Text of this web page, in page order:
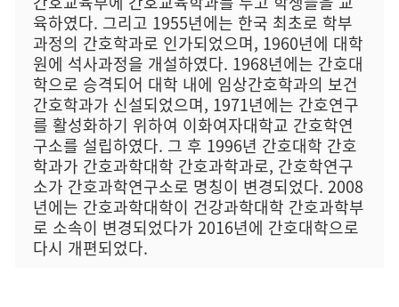
육하였다. 그리고 1955년에는 한국 최초로 학부
과정의 간호학과로 인가되었으며, 1960년에 대학
원에 석사과정을 개설하였다. 1968년에는 간호대
학으로 승격되어 대학 내에 임상간호학과의 보건
간호학과가 신설되었으며, 1971년에는 간호연구
를 활성화하기 위하여 이화여자대학교 간호학연
구소를 설립하였다. 그 후 1996년 간호대학 간호
학과가 간호과학대학 간호과학과로, 간호학연구
소가 간호과학연구소로 명칭이 변경되었다. 2008
년에는 간호과학대학이 건강과학대학 간호과학부
로 소속이 변경되었다가 2016년에 간호대학으로
다시 개편되었다.